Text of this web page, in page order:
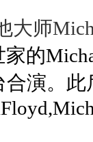
师
的
合演。